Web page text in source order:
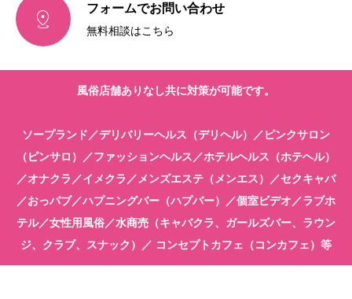
 フォームでお問い合わせ
無料相談はこちら
風俗店舗ありなし共に対策が可能です。
ソープランド／デリバリーヘルス（デリヘル）／ピンクサロン
（ピンサロ）／ファッションヘルス／ホテルヘルス（ホテヘル）
／オナクラ／イメクラ／メンズエステ（メンエス）／セクキャバ
／おっパブ／ハプニングバー（ハプバー）／個室ビデオ／ラブホ
テル／女性用風俗／水商売（キャバクラ、ガールズバー、ラウン
ジ、クラブ、スナック）／ コンセプトカフェ（コンカフェ）等